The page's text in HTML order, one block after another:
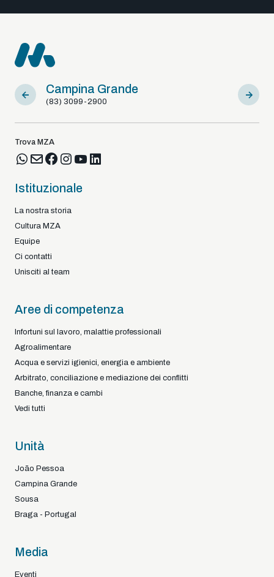
Campina Grande
(83) 3099-2900
Sousa
(83)
Trova MZA
Istituzionale
La nostra storia
Cultura MZA
Equipe
Ci contatti
Unisciti al team
Aree di competenza
Infortuni sul lavoro, malattie professionali
Agroalimentare
Acqua e servizi igienici, energia e ambiente
Arbitrato, conciliazione e mediazione dei conflitti
Banche, finanza e cambi
Vedi tutti
Unità
João Pessoa
Campina Grande
Sousa
Braga - Portugal
Media
Eventi